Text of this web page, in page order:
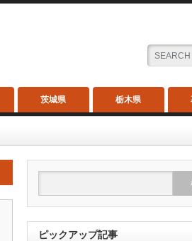
茨城県 栃木県
ピックアップ記事